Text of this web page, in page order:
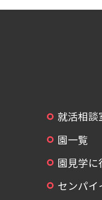
就活相談
園一覧
園見学
センパ